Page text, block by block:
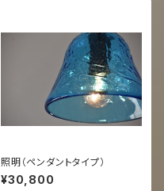
照明（ペンダントタイプ）
¥30,800